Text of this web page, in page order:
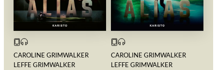
CAROLINE GRIMWALKER
LEFFE GRIMWALKER
CAROLINE GRIMWALKER
LEFFE GRIMWALKER